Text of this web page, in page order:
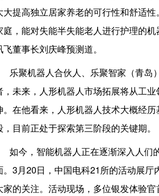
大提高独立居家养老的可行性和舒适
庭，能对失能半失能老人进行护理的
飞董事长刘庆峰预测道。
乐聚机器人合伙人、乐聚智家（青
，未来，人形机器人市场拓展将从工
。在他看来，人形机器人技术大概经
，目前正处于探索第三阶段的关键期。
如今，智能机器人正在逐渐深入人们
。3月20日，中国电科21所的活动展
家的关注。活动现场，多位银发体验